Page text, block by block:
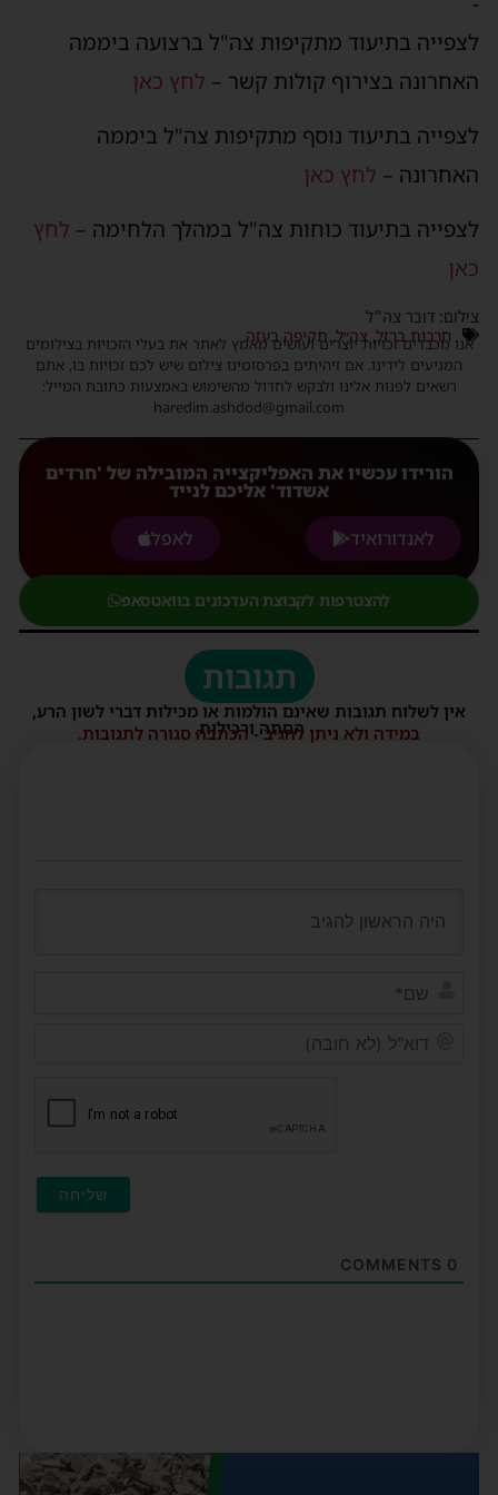
לצפייה בתיעוד מתקיפות צה"ל ברצועה ביממה
האחרונה בצירוף קולות קשר – לחץ כאן
לצפייה בתיעוד נוסף מתקיפות צה"ל ביממה
האחרונה – לחץ כאן
לצפייה בתיעוד כוחות צה"ל במהלך הלחימה – לחץ
כאן
צילום: דובר צה״ל
חרבות ברזל, צה״ל, תקיפה בעזה
אנו מכבדים זכויות יוצרים ועושים מאמץ לאתר את בעלי הזכויות בצילומים
המגיעים לידינו. אם זיהיתים בפרסומינו צילום שיש לכם זכויות בו, אתם
רשאים לפנות אלינו ולבקש לחדול מהשימוש באמצעות כתובת המייל:
haredim.ashdod@gmail.com
הורידו עכשיו את האפליקצייה המובילה של 'חרדים
אשדוד' אליכם לנייד
לאנדורואיד
לאפל
להצטרפות לקבוצת העדכונים בוואטסאפ
תגובות
אין לשלוח תגובות שאינם הולמות או מכילות דברי לשון הרע,
הסתה ורכילות.
במידה ולא ניתן להגיב - הכתבה סגורה לתגובות.
0